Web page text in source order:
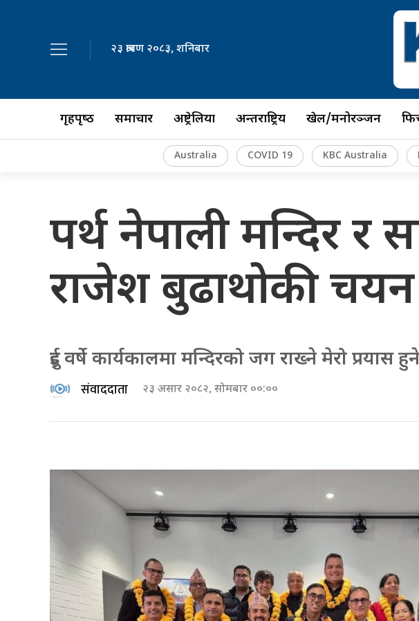
२३ श्रावण २०८३, शनिबार
गृहपृष्‍ठ समाचार अष्ट्रेलिया अन्तर्राष्ट्रिय खेल/मनोरञ्जन
Australia COVID 19 KBC Australia
पर्थ नेपाली मन्दिर र
राजेश बुढाथोकी चयन
दुई वर्षे कार्यकालमा मन्दिरको जग राख्ने मेरो प्रयास
संवाददाता २३ असार २०८२, सोमबार ००:००